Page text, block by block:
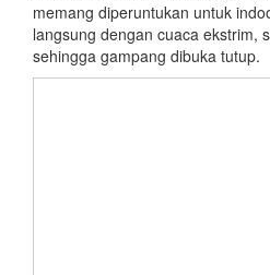
memang diperuntukan untuk
langsung dengan cuaca ekstrim,
sehingga gampang dibuka tutup.